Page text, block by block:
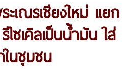
ะเณรเชียงใหม่ แยก
ซเคิลเป็นน้ำมัน ใส่
นชุมชน